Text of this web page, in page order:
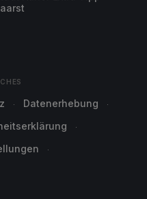
Datenerhebung